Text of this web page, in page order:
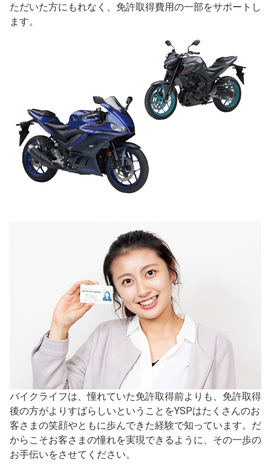
ただいた方にもれなく、免許取得費用の一部をサポートし
ます。
バイクライフは、憧れていた免許取得前よりも、免許取得
後の方がよりすばらしいということをYSPはたくさんのお
客さまの笑顔やともに歩んできた経験で知っています。だ
からこそお客さまの憧れを実現できるように、その一歩の
お手伝いをさせてください。